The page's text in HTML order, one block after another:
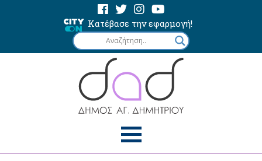
Κατέβασε την εφαρμογή!